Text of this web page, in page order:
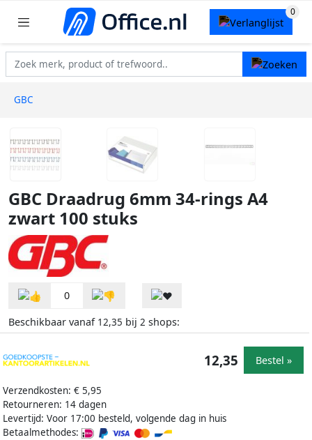
GBC
GBC Draadrug 6mm 34-rings A4
zwart 100 stuks
0
Beschikbaar vanaf 12,35 bij 2 shops:
Verzendkosten: € 5,95
Retourneren: 14 dagen
Levertijd: Voor 17:00 besteld, volgende dag in huis
Betaalmethodes:
12,35 Bestel »